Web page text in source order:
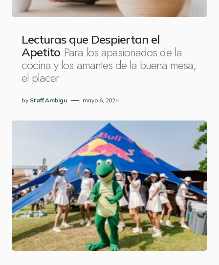
Lecturas que Despiertan el
Apetito Para los apasionados de la
cocina y los amantes de la buena mesa,
el placer
by Staff Ambigu mayo 6, 2024